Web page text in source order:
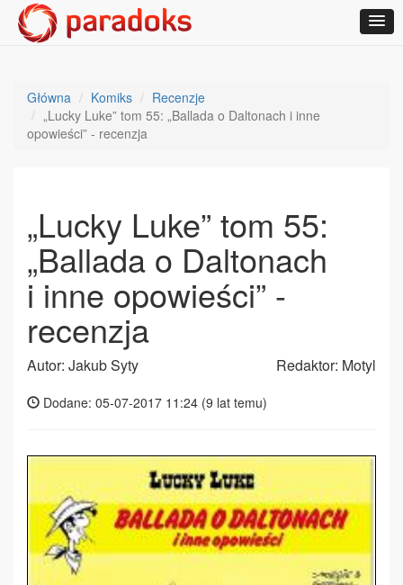
Główna Komiks
Recenzje
„Lucky Luke” tom 55: „Ballada o Daltonach i inne
opowieści” - recenzja
„Lucky Luke” tom 55:
„Ballada o Daltonach
i inne opowieści” -
recenzja
Autor: Jakub Syty Redaktor: Motyl
Dodane: 05-07-2017 11:24 (9 lat temu)